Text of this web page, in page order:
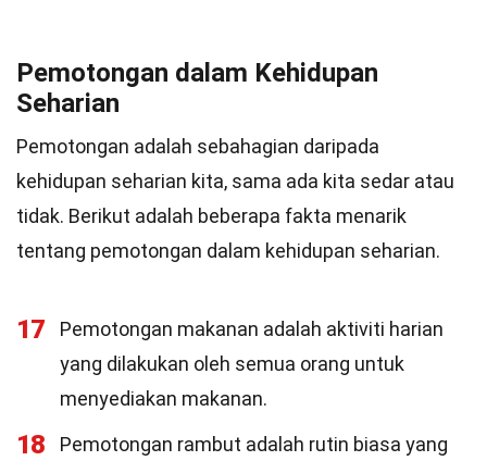
Pemotongan dalam Kehidupan
Seharian
Pemotongan adalah sebahagian daripada
kehidupan seharian kita, sama ada kita sedar atau
tidak. Berikut adalah beberapa fakta menarik
tentang pemotongan dalam kehidupan seharian.
17
Pemotongan makanan adalah aktiviti harian
yang dilakukan oleh semua orang untuk
menyediakan makanan.
18
Pemotongan rambut adalah rutin biasa yang